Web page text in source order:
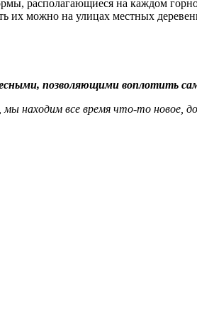
располагающиеся на каждом
их можно на улицах местных
позволяющими воплотить
находим все время что-то новое,